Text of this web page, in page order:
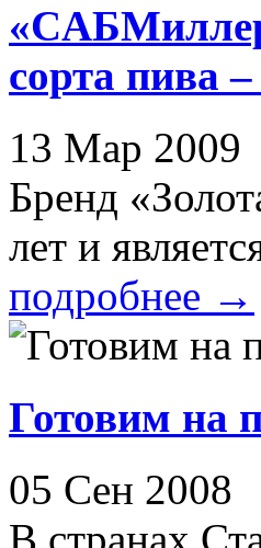
сорта пива
13 Мар 2009
Бренд
лет и
подробнее →
Готовим на
05 Сен 2008